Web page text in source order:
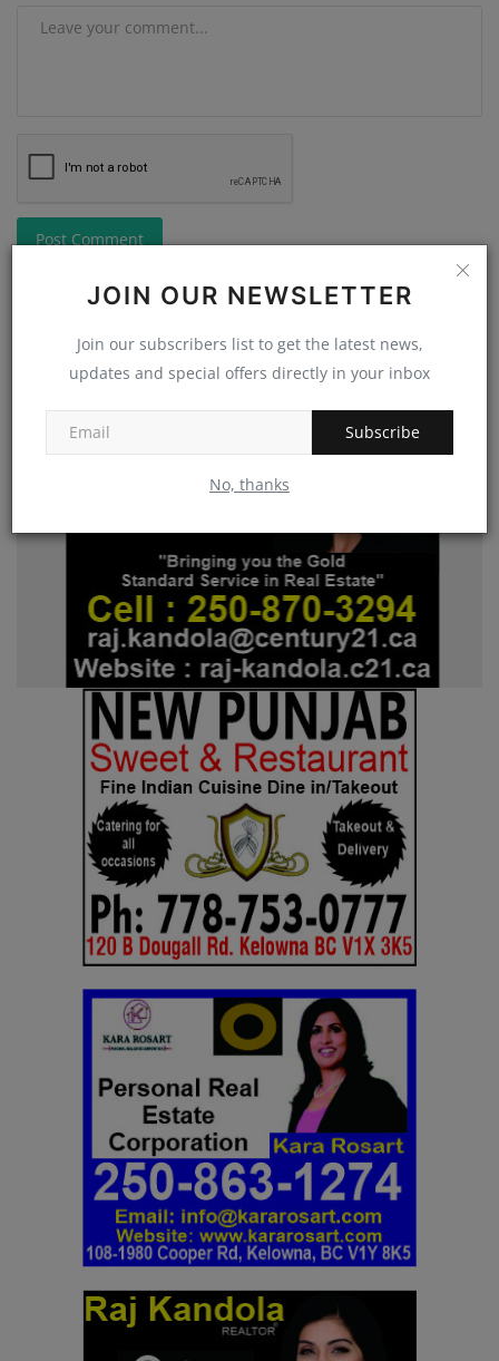
JOIN OUR NEWSLETTER
Join our subscribers list to get the latest news,
updates and special offers directly in your inbox
Subscribe
No, thanks
Post Comment